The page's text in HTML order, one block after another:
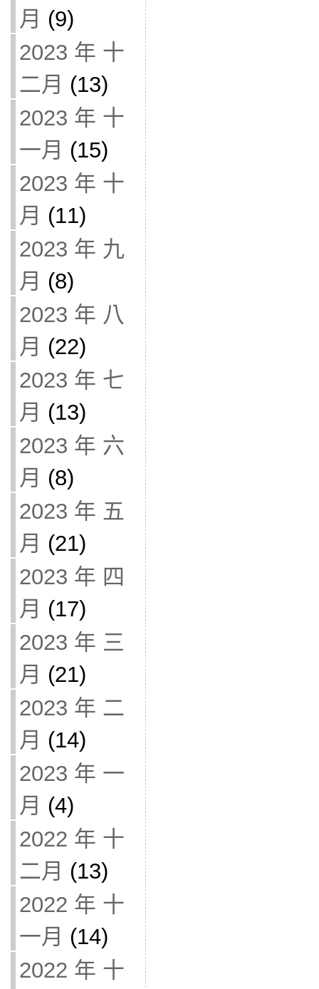
月 (9)
2023 年 十
二月 (13)
2023 年 十
一月 (15)
2023 年 十
月 (11)
2023 年 九
月 (8)
2023 年 八
月 (22)
2023 年 七
月 (13)
2023 年 六
月 (8)
2023 年 五
月 (21)
2023 年 四
月 (17)
2023 年 三
月 (21)
2023 年 二
月 (14)
2023 年 一
月 (4)
2022 年 十
二月 (13)
2022 年 十
一月 (14)
2022 年 十